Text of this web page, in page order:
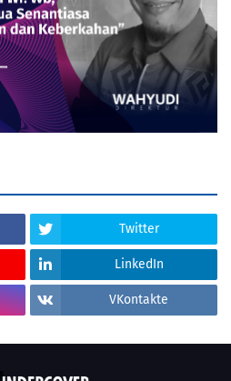
Twitter
LinkedIn
VKontakte